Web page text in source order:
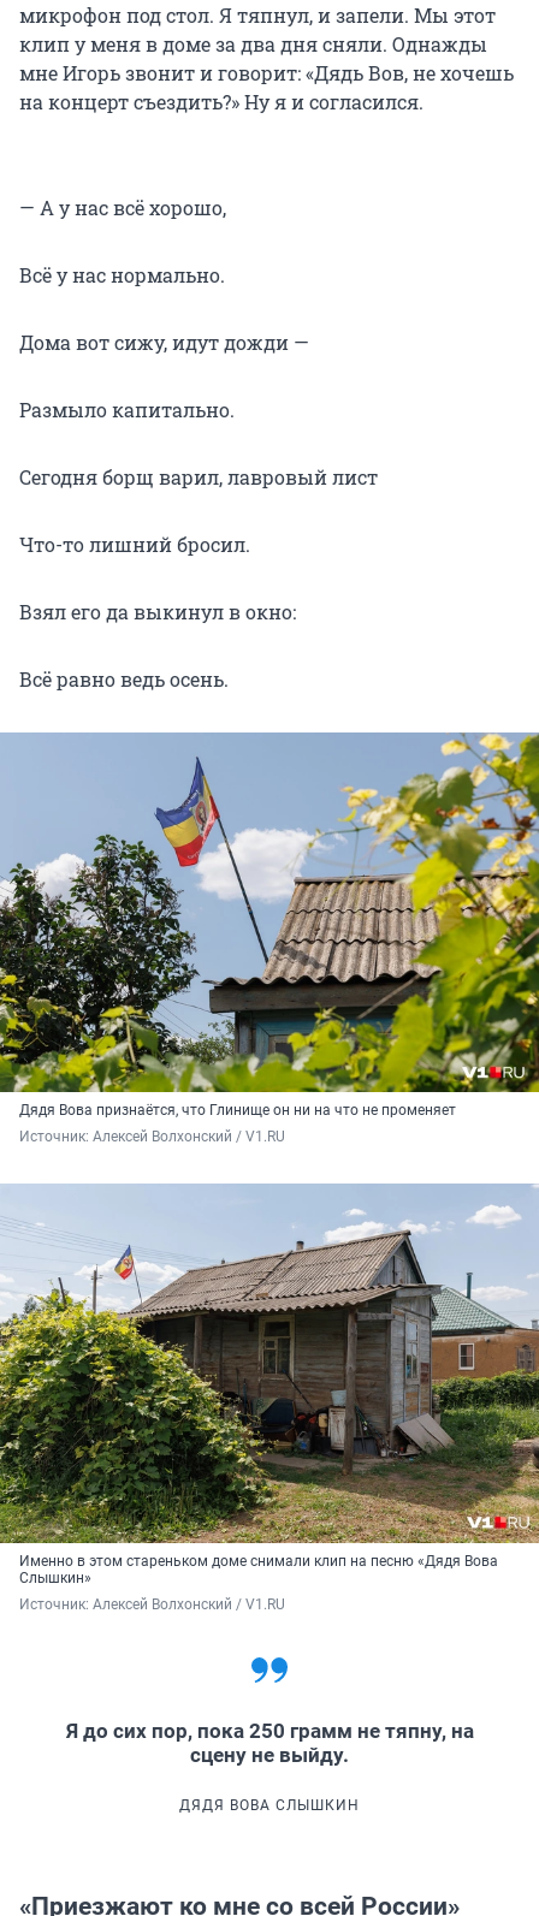
микрофон под стол. Я тяпнул, и запели. Мы этот
клип у меня в доме за два дня сняли. Однажды
мне Игорь звонит и говорит: «Дядь Вов, не хочешь
на концерт съездить?» Ну я и согласился.
— А у нас всё хорошо,
Всё у нас нормально.
Дома вот сижу, идут дожди —
Размыло капитально.
Сегодня борщ варил, лавровый лист
Что-то лишний бросил.
Взял его да выкинул в окно:
Всё равно ведь осень.
Дядя Вова признаётся, что Глинище он ни на что не променяет
Источник: Алексей Волхонский / V1.RU
Именно в этом стареньком доме снимали клип на песню «Дядя Вова
Слышкин»
Источник: Алексей Волхонский / V1.RU
Я до сих пор, пока 250 грамм не тяпну, на
сцену не выйду.
ДЯДЯ ВОВА СЛЫШКИН
«Приезжают ко мне со всей России»